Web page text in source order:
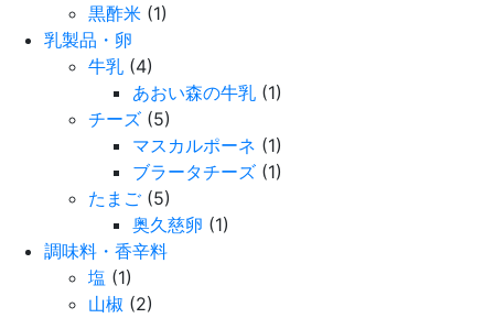
黒酢米 (1)
乳製品・卵
牛乳 (4)
あおい森の牛乳 (1)
チーズ (5)
マスカルポーネ (1)
ブラータチーズ (1)
たまご (5)
奥久慈卵 (1)
調味料・香辛料
塩 (1)
山椒 (2)